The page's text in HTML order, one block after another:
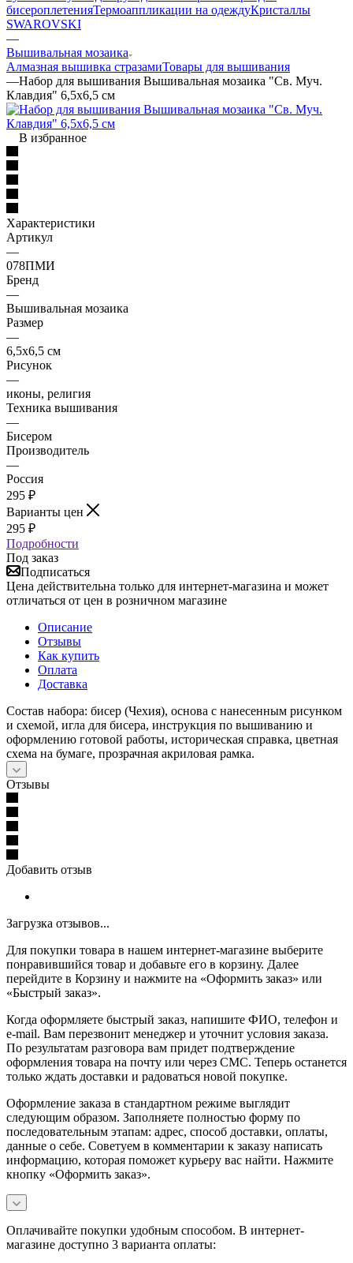
бисероплетенияТермоаппликации на одеждуКристаллы
SWAROVSKI
—
Вышивальная мозаика
Алмазная вышивка стразамиТовары для вышивания
—Набор для вышивания Вышивальная мозаика "Св. Муч.
Клавдия" 6,5х6,5 см
В избранное
Характеристики
Артикул
—
078ПМИ
Бренд
—
Вышивальная мозаика
Размер
—
6,5х6,5 см
Рисунок
—
иконы, религия
Техника вышивания
—
Бисером
Производитель
—
Россия
295 ₽
Варианты цен
295 ₽
Подробности
Под заказ
Подписаться
Цена действительна только для интернет-магазина и может
отличаться от цен в розничном магазине
Описание
Отзывы
Как купить
Оплата
Доставка
Состав набора: бисер (Чехия), основа с нанесенным рисунком
и схемой, игла для бисера, инструкция по вышиванию и
оформлению готовой работы, историческая справка, цветная
схема на бумаге, прозрачная акриловая рамка.
Отзывы
Добавить отзыв
Загрузка отзывов...
Для покупки товара в нашем интернет-магазине выберите
понравившийся товар и добавьте его в корзину. Далее
перейдите в Корзину и нажмите на «Оформить заказ» или
«Быстрый заказ».
Когда оформляете быстрый заказ, напишите ФИО, телефон и
e-mail. Вам перезвонит менеджер и уточнит условия заказа.
По результатам разговора вам придет подтверждение
оформления товара на почту или через СМС. Теперь останется
только ждать доставки и радоваться новой покупке.
Оформление заказа в стандартном режиме выглядит
следующим образом. Заполняете полностью форму по
последовательным этапам: адрес, способ доставки, оплаты,
данные о себе. Советуем в комментарии к заказу написать
информацию, которая поможет курьеру вас найти. Нажмите
кнопку «Оформить заказ».
Оплачивайте покупки удобным способом. В интернет-
магазине доступно 3 варианта оплаты: